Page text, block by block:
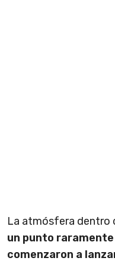
La atmósfera dentro
un punto
comenzaron a